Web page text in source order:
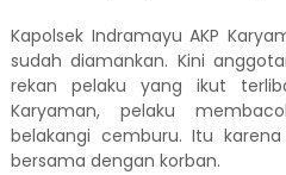
Kapolsek Indramayu AKP
sudah diamankan. Kini
rekan pelaku yang ikut
Karyaman, pelaku
belakangi cemburu. Itu
bersama dengan korban.